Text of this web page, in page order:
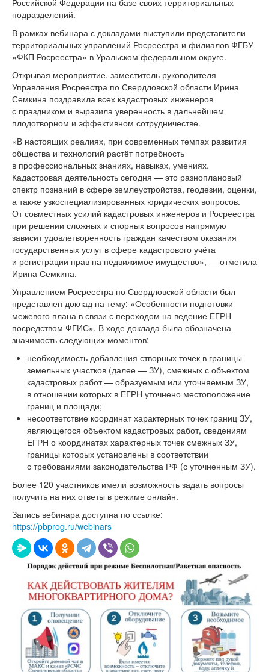
подразделений.
В рамках вебинара с докладами выступили представители
территориальных управлений Росреестра и филиалов ФГБУ
«ФКП Росреестра» в Уральском федеральном округе.
Открывая мероприятие, заместитель руководителя
Управления Росреестра по Свердловской области Ирина
Семкина поздравила всех кадастровых инженеров
с праздником и выразила уверенность в дальнейшем
плодотворном и эффективном сотрудничестве.
«В настоящих реалиях, при современных темпах развития
общества и технологий растёт потребность
в профессиональных знаниях, навыках, умениях.
Кадастровая деятельность сегодня — это разноплановый
спектр познаний в сфере землеустройства, геодезии, оценки,
а также узкоспециализированных юридических вопросов.
От совместных усилий кадастровых инженеров и Росреестра
при решении сложных и спорных вопросов напрямую
зависит удовлетворенность граждан качеством оказания
государственных услуг в сфере кадастрового учёта
и регистрации прав на недвижимое имущество», — отметила
Ирина Семкина.
Управлением Росреестра по Свердловской области был
представлен доклад на тему: «Особенности подготовки
межевого плана в связи с переходом на ведение ЕГРН
посредством ФГИС». В ходе доклада была обозначена
значимость следующих моментов:
необходимость добавления створных точек в границы
земельных участков (далее — ЗУ), смежных с объектом
кадастровых работ — образуемым или уточняемым ЗУ,
в отношении которых в ЕГРН уточнено местоположение
границ и площади;
несоответствие координат характерных точек границ ЗУ,
являющегося объектом кадастровых работ, сведениям
ЕГРН о координатах характерных точек смежных ЗУ,
границы которых установлены в соответствии
с требованиями законодательства РФ (с уточненным ЗУ).
Более 120 участников имели возможность задать вопросы
получить на них ответы в режиме онлайн.
Запись вебинара доступна по ссылке:
https://pbprog.ru/webinars